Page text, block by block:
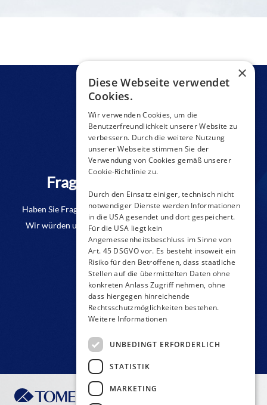
Fragen zu einem Produkt?
Haben Sie Fragen oder benötigen Sie weitere Informationen?
Wir würden uns freuen, wenn Sie uns eine Anfrage senden.
KONTAKT-FORMULAR
×
Diese Webseite verwendet
Cookies.
Wir verwenden Cookies, um die
Benutzerfreundlichkeit unserer Website zu
verbessern. Durch die weitere Nutzung
unserer Webseite stimmen Sie der
Verwendung von Cookies gemäß unserer
Cookie-Richtlinie zu.
Durch den Einsatz einiger, technisch nicht
notwendiger Dienste werden Informationen
in die USA gesendet und dort gespeichert.
Für die USA liegt kein
Angemessenheitsbeschluss im Sinne von
Art. 45 DSGVO vor. Es besteht insoweit ein
Risiko für den Betroffenen, dass staatliche
Stellen auf die übermittelten Daten ohne
konkreten Anlass Zugriff nehmen, ohne
dass hiergegen hinreichende
Rechtsschutzmöglichkeiten bestehen.
Weitere Informationen
UNBEDINGT ERFORDERLICH
STATISTIK
MARKETING